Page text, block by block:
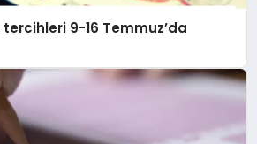
9-16 Temmuz’da